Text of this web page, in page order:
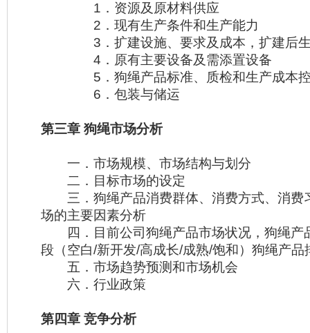
1．资源及原材料供应
2．现有生产条件和生产能力
3．扩建设施、要求及成本，扩建后生
4．原有主要设备及需添置设备
5．狗绳产品标准、质检和生产成本
6．包装与储运
第三章 狗绳市场分析
一．市场规模、市场结构与划分
二．目标市场的设定
三．狗绳产品消费群体、消费方式、消费
场的主要因素分析
四．目前公司狗绳产品市场状况，狗绳产
段（空白/新开发/高成长/成熟/饱和）狗绳产品
五．市场趋势预测和市场机会
六．行业政策
第四章 竞争分析